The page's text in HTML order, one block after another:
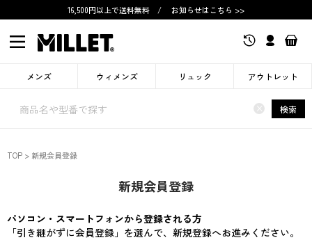
16,500円以上で送料無料 / お知らせはこちら >>
メンズ ウィメンズ リュック アウトレット
× 検索
TOP 新規会員登録
新規会員登録
パソコン・スマートフォンから登録される方
「引き継がずに会員登録」を選んで、新規登録へお進みください。